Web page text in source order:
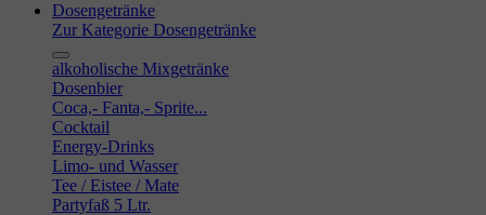
Dosengetränke
Zur Kategorie Dosengetränke
alkoholische Mixgetränke
Dosenbier
Coca,- Fanta,- Sprite...
Cocktail
Energy-Drinks
Limo- und Wasser
Tee / Eistee / Mate
Partyfaß 5 Ltr.